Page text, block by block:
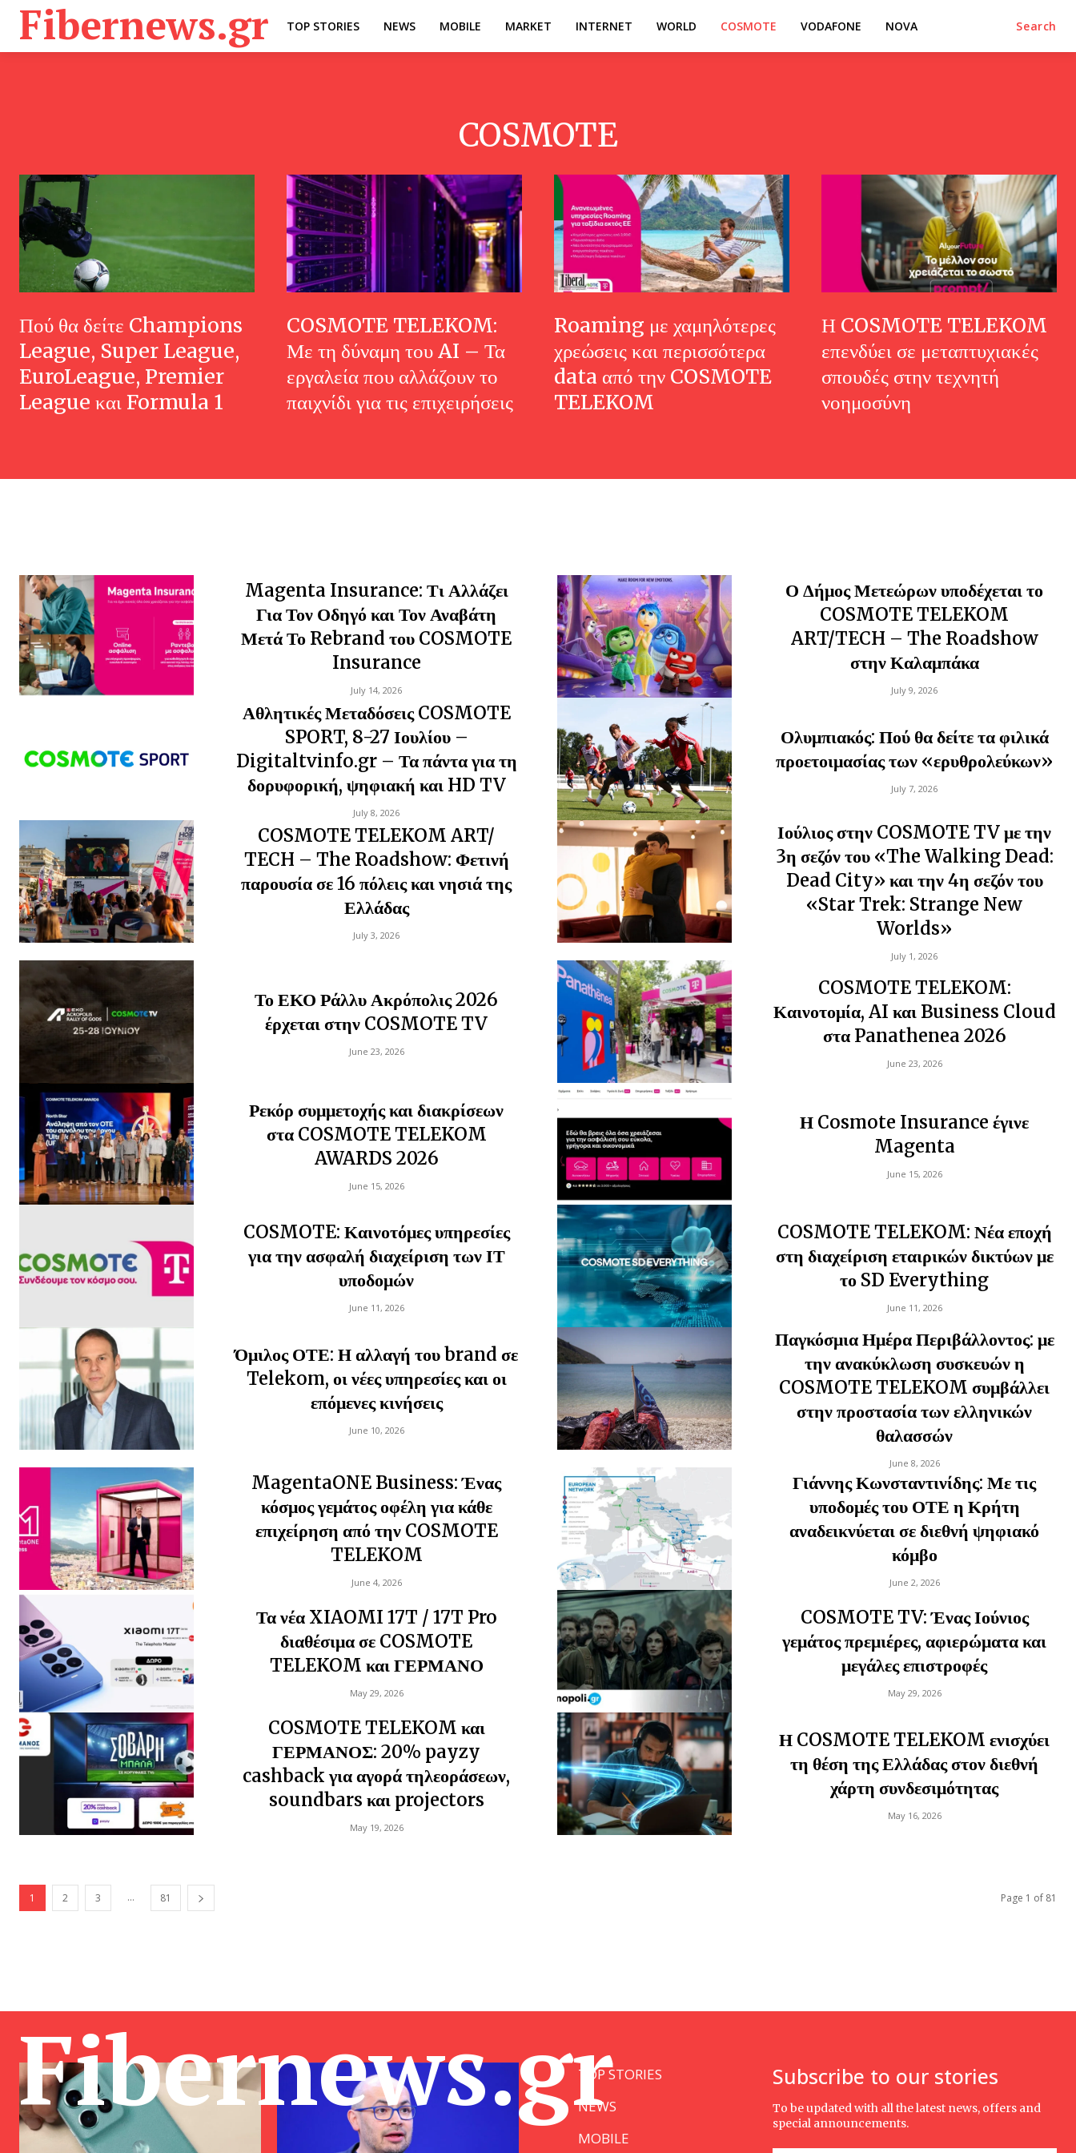
Fibernews.gr TOP STORIES NEWS MOBILE MARKET INTERNET WORLD COSMOTE VODAFONE NOVA Search
COSMOTE
Πού θα δείτε Champions
League, Super League,
EuroLeague, Premier
League και Formula 1
COSMOTE TELEKOM:
Με τη δύναμη του AI – Τα
εργαλεία που αλλάζουν το
παιχνίδι για τις επιχειρήσεις
Roaming με χαμηλότερες
χρεώσεις και περισσότερα
data από την COSMOTE
TELEKOM
Η COSMOTE TELEKOM
επενδύει σε μεταπτυχιακές
σπουδές στην τεχνητή
νοημοσύνη
Magenta Insurance: Τι Αλλάζει
Για Τον Οδηγό και Τον Αναβάτη
Μετά Το Rebrand του COSMOTE
Insurance
July 14, 2026
Ο Δήμος Μετεώρων υποδέχεται το
COSMOTE TELEKOM
ART/TECH – The Roadshow
στην Καλαμπάκα
July 9, 2026
Αθλητικές Μεταδόσεις COSMOTE
SPORT, 8-27 Ιουλίου –
Digitaltvinfo.gr – Τα πάντα για τη
δορυφορική, ψηφιακή και HD TV
July 8, 2026
Ολυμπιακός: Πού θα δείτε τα φιλικά
προετοιμασίας των «ερυθρολεύκων»
July 7, 2026
COSMOTE TELEKOM ART/
TECH – The Roadshow: Φετινή
παρουσία σε 16 πόλεις και νησιά της
Ελλάδας
July 3, 2026
Ιούλιος στην COSMOTE TV με την
3η σεζόν του «The Walking Dead:
Dead City» και την 4η σεζόν του
«Star Trek: Strange New
Worlds»
July 1, 2026
Το ΕΚΟ Ράλλυ Ακρόπολις 2026
έρχεται στην COSMOTE TV
June 23, 2026
COSMOTE TELEKOM:
Καινοτομία, AI και Business Cloud
στα Panathenea 2026
June 23, 2026
Ρεκόρ συμμετοχής και διακρίσεων
στα COSMOTE TELEKOM
AWARDS 2026
June 15, 2026
Η Cosmote Insurance έγινε
Magenta
June 15, 2026
COSMOTE: Καινοτόμες υπηρεσίες
για την ασφαλή διαχείριση των ΙΤ
υποδομών
June 11, 2026
COSMOTE TELEKOM: Νέα εποχή
στη διαχείριση εταιρικών δικτύων με
το SD Everything
June 11, 2026
Όμιλος ΟΤΕ: Η αλλαγή του brand σε
Telekom, οι νέες υπηρεσίες και οι
επόμενες κινήσεις
June 10, 2026
Παγκόσμια Ημέρα Περιβάλλοντος: με
την ανακύκλωση συσκευών η
COSMOTE TELEKOM συμβάλλει
στην προστασία των ελληνικών
θαλασσών
June 8, 2026
MagentaONE Business: Ένας
κόσμος γεμάτος οφέλη για κάθε
επιχείρηση από την COSMOTE
TELEKOM
June 4, 2026
Γιάννης Κωνσταντινίδης: Με τις
υποδομές του ΟΤΕ η Κρήτη
αναδεικνύεται σε διεθνή ψηφιακό
κόμβο
June 2, 2026
Τα νέα XIAOMI 17T / 17T Pro
διαθέσιμα σε COSMOTE
TELEKOM και ΓΕΡΜΑΝΟ
May 29, 2026
COSMOTE TV: Ένας Ιούνιος
γεμάτος πρεμιέρες, αφιερώματα και
μεγάλες επιστροφές
May 29, 2026
COSMOTE TELEKOM και
ΓΕΡΜΑΝΟΣ: 20% payzy
cashback για αγορά τηλεοράσεων,
soundbars και projectors
May 19, 2026
Η COSMOTE TELEKOM ενισχύει
τη θέση της Ελλάδας στον διεθνή
χάρτη συνδεσιμότητας
May 16, 2026
1 2 3 ... 81 Page 1 of 81
Fibernews.grTOP STORIES
NEWS
MOBILE
Subscribe to our stories
To be updated with all the latest news, offers and
special announcements.